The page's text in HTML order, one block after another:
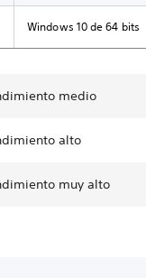
Windows 10 de 64 bits
medio
alto
muy alto